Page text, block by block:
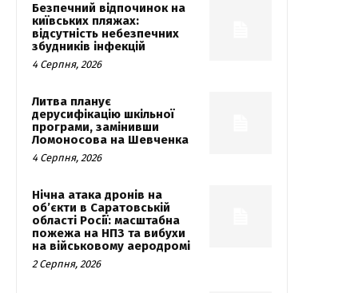
Безпечний відпочинок на
київських пляжах:
відсутність небезпечних
збудників інфекцій
4 Серпня, 2026
Литва планує
дерусифікацію шкільної
програми, замінивши
Ломоносова на Шевченка
4 Серпня, 2026
Нічна атака дронів на
об’єкти в Саратовській
області Росії: масштабна
пожежа на НПЗ та вибухи
на військовому аеродромі
2 Серпня, 2026